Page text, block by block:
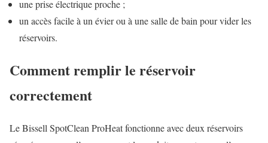
une prise électrique proche ;
un accès facile à un évier ou à une salle de bain pour vider les
réservoirs.
Comment remplir le réservoir
correctement
Le Bissell SpotClean ProHeat fonctionne avec deux réservoirs